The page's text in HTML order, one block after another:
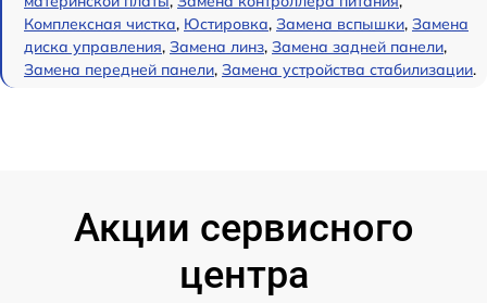
Комплексная чистка, Юстировка, Замена вспышки, Замена
диска управления, Замена линз, Замена задней панели,
Замена передней панели, Замена устройства стабилизации.
Акции сервисного
центра